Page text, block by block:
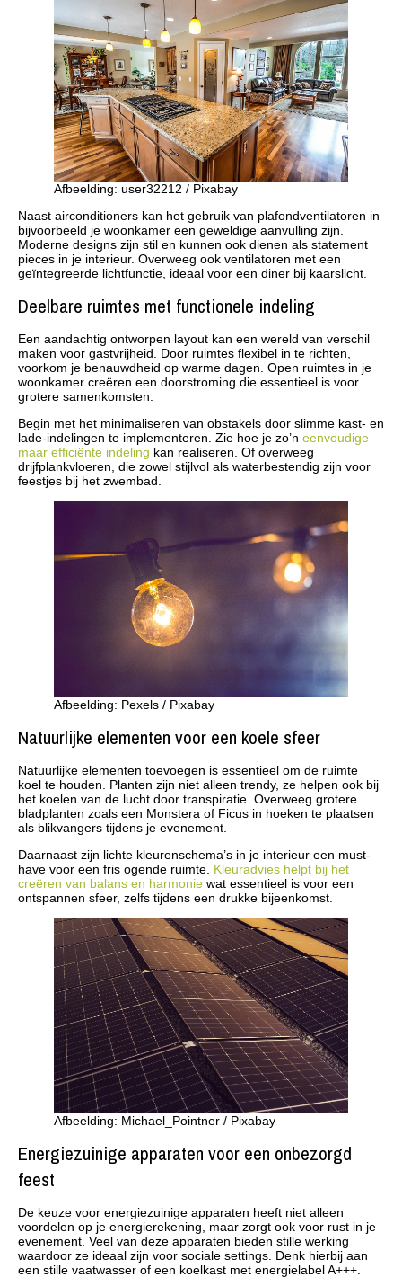
Afbeelding: user32212 / Pixabay
Naast airconditioners kan het gebruik van plafondventilatoren in
bijvoorbeeld je woonkamer een geweldige aanvulling zijn.
Moderne designs zijn stil en kunnen ook dienen als statement
pieces in je interieur. Overweeg ook ventilatoren met een
geïntegreerde lichtfunctie, ideaal voor een diner bij kaarslicht.
Deelbare ruimtes met functionele indeling
Een aandachtig ontworpen layout kan een wereld van verschil
maken voor gastvrijheid. Door ruimtes flexibel in te richten,
voorkom je benauwdheid op warme dagen. Open ruimtes in je
woonkamer creëren een doorstroming die essentieel is voor
grotere samenkomsten.
Begin met het minimaliseren van obstakels door slimme kast- en
lade-indelingen te implementeren. Zie hoe je zo’n eenvoudige
maar efficiënte indeling kan realiseren. Of overweeg
drijfplankvloeren, die zowel stijlvol als waterbestendig zijn voor
feestjes bij het zwembad.
Afbeelding: Pexels / Pixabay
Natuurlijke elementen voor een koele sfeer
Natuurlijke elementen toevoegen is essentieel om de ruimte
koel te houden. Planten zijn niet alleen trendy, ze helpen ook bij
het koelen van de lucht door transpiratie. Overweeg grotere
bladplanten zoals een Monstera of Ficus in hoeken te plaatsen
als blikvangers tijdens je evenement.
Daarnaast zijn lichte kleurenschema’s in je interieur een must-
have voor een fris ogende ruimte. Kleuradvies helpt bij het
creëren van balans en harmonie wat essentieel is voor een
ontspannen sfeer, zelfs tijdens een drukke bijeenkomst.
Afbeelding: Michael_Pointner / Pixabay
Energiezuinige apparaten voor een onbezorgd
feest
De keuze voor energiezuinige apparaten heeft niet alleen
voordelen op je energierekening, maar zorgt ook voor rust in je
evenement. Veel van deze apparaten bieden stille werking
waardoor ze ideaal zijn voor sociale settings. Denk hierbij aan
een stille vaatwasser of een koelkast met energielabel A+++.